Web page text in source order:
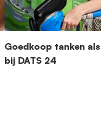
Goedkoop tanken
bij DATS 24